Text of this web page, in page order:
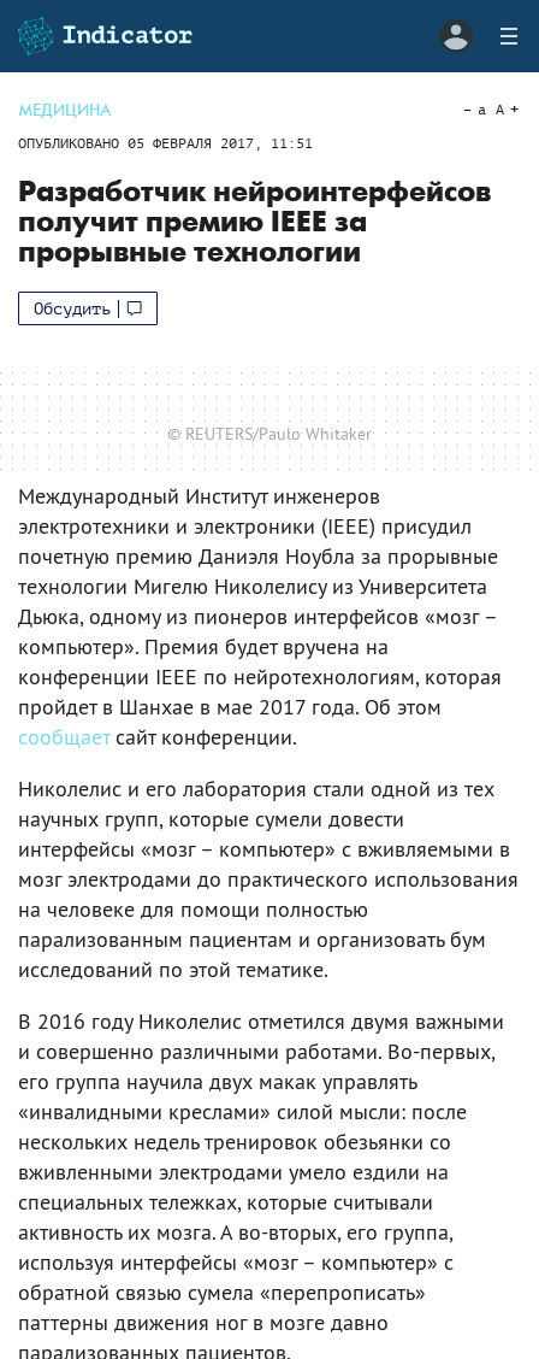
МЕДИЦИНА
ОПУБЛИКОВАНО 05 ФЕВРАЛЯ 2017, 11:51
a A
Разработчик нейроинтерфейсов
получит премию IEEE за
прорывные технологии
Обсудить
© REUTERS/Paulo Whitaker
Международный Институт инженеров
электротехники и электроники (IEEE) присудил
почетную премию Даниэля Ноубла за прорывные
технологии Мигелю Николелису из Университета
Дьюка, одному из пионеров интерфейсов «мозг –
компьютер». Премия будет вручена на
конференции IEEE по нейротехнологиям, которая
пройдет в Шанхае в мае 2017 года. Об этом
сообщаетсайт конференции.
Николелис и его лаборатория стали одной из тех
научных групп, которые сумели довести
интерфейсы «мозг – компьютер» с вживляемыми в
мозг электродами до практического использования
на человеке для помощи полностью
парализованным пациентам и организовать бум
исследований по этой тематике.
В 2016 году Николелис отметился двумя важными
и совершенно различными работами. Во-первых,
его группа научила двух макак управлять
«инвалидными креслами» силой мысли: после
нескольких недель тренировок обезьянки со
вживленными электродами умело ездили на
специальных тележках, которые считывали
активность их мозга. А во-вторых, его группа,
используя интерфейсы «мозг – компьютер» с
обратной связью сумела «перепрописать»
паттерны движения ног в мозге давно
парализованных пациентов.